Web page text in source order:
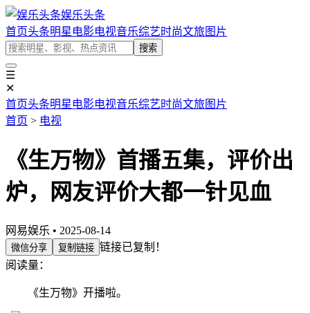
娱乐头条
首页头条明星 电影电视音乐综艺时尚文旅图片
搜索
☰
✕
首页头条明星 电影电视音乐综艺时尚文旅图片
首页 > 电视
《生万物》首播五集，评价出
炉，网友评价大都一针见血
网易娱乐 • 2025-08-14
微信分享 复制链接 链接已复制！
阅读量：
《生万物》开播啦。